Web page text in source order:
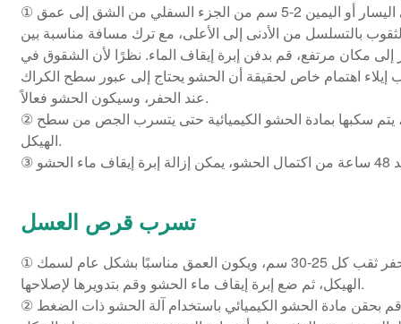
① حفر ثقوب بزاوية 45 درجة إلى اليسار أو اليمين 2-5 سم من الجزء السفلي من الشق إلى عمق
بالتسلسل من الأدنى إلى الأعلى، مع ترك مسافة مناسبة بين
بعد الحفر إلى مكان مرتفع، قم بدفن إبرة إيقاف الماء. نظرًا لأن الشقوق في
إيلاء اهتمام خاص لحقيقة أن الحشو يحتاج إلى عبور سطح الكراك
عند الحفر، وسيكون الحشو فعالاً.
② بعد وضع إبرة إيقاف ماء الحشو، يتم سكبها بمادة الحشو الكيميائية حتى يتسرب الجص من سطح
الهيكل.
تسرب قرص العسل
① في نطاق قرص العسل، قم بحفر ثقب كل 25-30 سم، ويكون العمق مناسبًا بشكل عام لسمك
الهيكل، ثم ضع إبرة إيقاف ماء الحشو وقم بتدويرها لإصلاحها.
② بعد وضع إبرة توقف الماء، قم بحقن مادة الحشو الكيميائي باستخدام آلة الحشو ذات الضغط